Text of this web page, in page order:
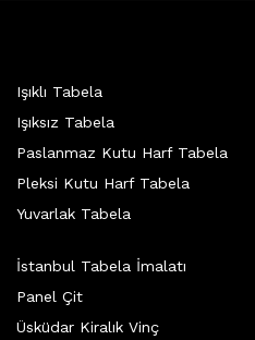
Işıklı Tabela
Işıksız Tabela
Paslanmaz Kutu Harf Tabela
Pleksi Kutu Harf Tabela
Yuvarlak Tabela
İstanbul Tabela İmalatı
Panel Çit
Üsküdar Kiralık Vinç